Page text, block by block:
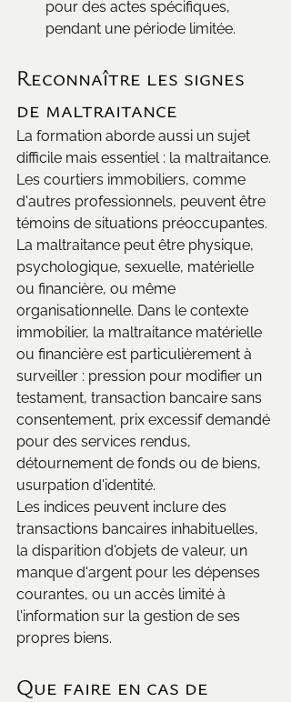
pour des actes spécifiques,
pendant une période limitée.
Reconnaître les signes
de maltraitance
La formation aborde aussi un sujet
difficile mais essentiel : la maltraitance.
Les courtiers immobiliers, comme
d'autres professionnels, peuvent être
témoins de situations préoccupantes.
La maltraitance peut être physique,
psychologique, sexuelle, matérielle
ou financière, ou même
organisationnelle. Dans le contexte
immobilier, la maltraitance matérielle
ou financière est particulièrement à
surveiller : pression pour modifier un
testament, transaction bancaire sans
consentement, prix excessif demandé
pour des services rendus,
détournement de fonds ou de biens,
usurpation d'identité.
Les indices peuvent inclure des
transactions bancaires inhabituelles,
la disparition d'objets de valeur, un
manque d'argent pour les dépenses
courantes, ou un accès limité à
l'information sur la gestion de ses
propres biens.
Que faire en cas de